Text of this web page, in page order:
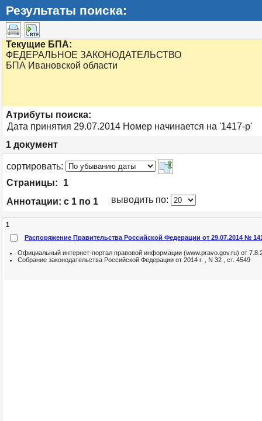
Результаты поиска:
Текущие БПА:
ФЕДЕРАЛЬНОЕ ЗАКОНОДАТЕЛЬСТВО
БПА Ивановской области
Атрибуты поиска:
Дата принятия 29.07.2014 Номер начинается на '1417-р'
1 документ
cортировать:
Страницы:
1
Аннотации: с 1 по 1 выводить по: